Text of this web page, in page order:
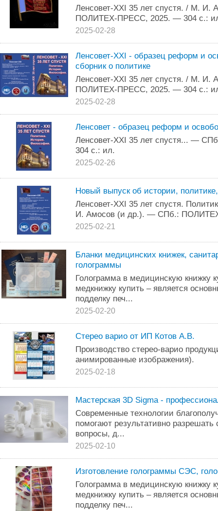
Ленсовет-XXI 35 лет спустя. / М.
ПОЛИТЕХ-ПРЕСС, 2025. — 304 с.:
2025-02-28
Ленсовет-XXI - образец реформ и
сборник о политике
Ленсовет-XXI 35 лет спустя. / М.
ПОЛИТЕХ-ПРЕСС, 2025. — 304 с.:
2025-02-28
Ленсовет - образец реформ и
Ленсовет-XXI 35 лет спустя... —
304 с.: ил.
2025-02-26
Новый выпуск об истории,
Ленсовет-XXI 35 лет спустя.
И. Амосов (и др.). — СПб.:
2025-02-21
Бланки медицинских книжек,
голограммы
Голограмма в медицинскую книжку
медкнижку купить – является
подделку печ...
2025-02-20
Стерео варио от ИП Котов А.В.
Производство стерео-варио
анимированные изображения).
2025-02-18
Мастерская 3D Sigma -
Современные технологии
помогают результативно
вопросы, д...
2025-02-10
Изготовление голограммы СЭС,
Голограмма в медицинскую книжку
медкнижку купить – является
подделку печ...